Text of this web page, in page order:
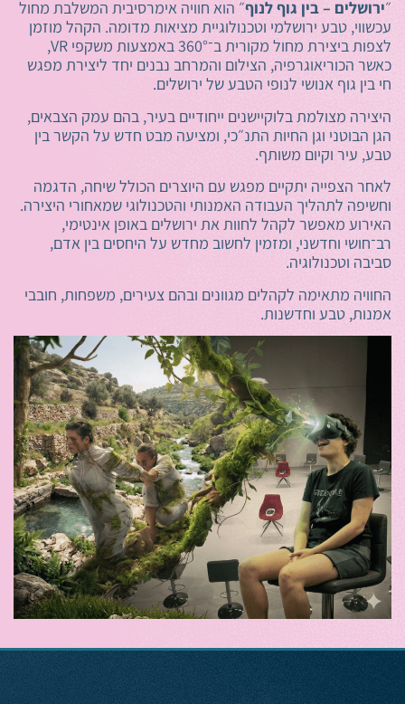
״ירושלים – בין גוף לנוף״ הוא חוויה אימרסיבית המשלבת מחול
עכשווי, טבע ירושלמי וטכנולוגיית מציאות מדומה. הקהל מוזמן
לצפות ביצירת מחול מקורית ב־360° באמצעות משקפי VR,
כאשר הכוריאוגרפיה, הצילום והמרחב נבנים יחד ליצירת מפגש
חי בין גוף אנושי לנופי הטבע של ירושלים.
היצירה מצולמת בלוקיישנים ייחודיים בעיר, בהם עמק הצבאים,
הגן הבוטני וגן החיות התנ״כי, ומציעה מבט חדש על הקשר בין
טבע, עיר וקיום משותף.
לאחר הצפייה יתקיים מפגש עם היוצרים הכולל שיחה, הדגמה
וחשיפה לתהליך העבודה האמנותי והטכנולוגי שמאחורי היצירה.
האירוע מאפשר לקהל לחוות את ירושלים באופן אינטימי,
רב־חושי וחדשני, ומזמין לחשוב מחדש על היחסים בין אדם,
סביבה וטכנולוגיה.
החוויה מתאימה לקהלים מגוונים ובהם צעירים, משפחות, חובבי
אמנות, טבע וחדשנות.